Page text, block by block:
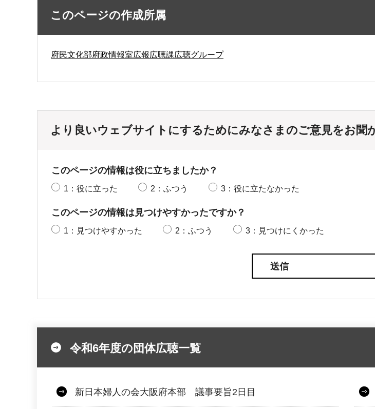
このページの作成所属
府民文化部府政情報室広報広聴課広聴グループ
より良いウェブサイトにするためにみなさまのご意見をお聞
このページの情報は役に立ちましたか？
1：役に立った 2：ふつう 3：役に立たなかった
このページの情報は見つけやすかったですか？
1：見つけやすかった 2：ふつう 3：見つけにくかった
令和6年度の団体広聴一覧
新日本婦人の会大阪府本部 議事要旨2日目